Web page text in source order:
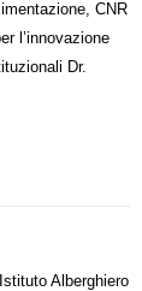
CNR
l’innovazione
Dr.
Alberghiero